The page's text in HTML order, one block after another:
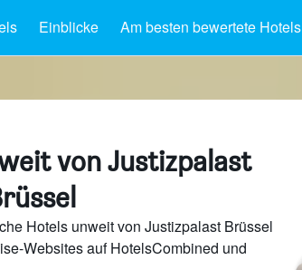
Einblicke Am besten bewertete Hotels
von Justizpalast
Hotels unweit von Justizpalast Brüssel
Websites auf HotelsCombined und